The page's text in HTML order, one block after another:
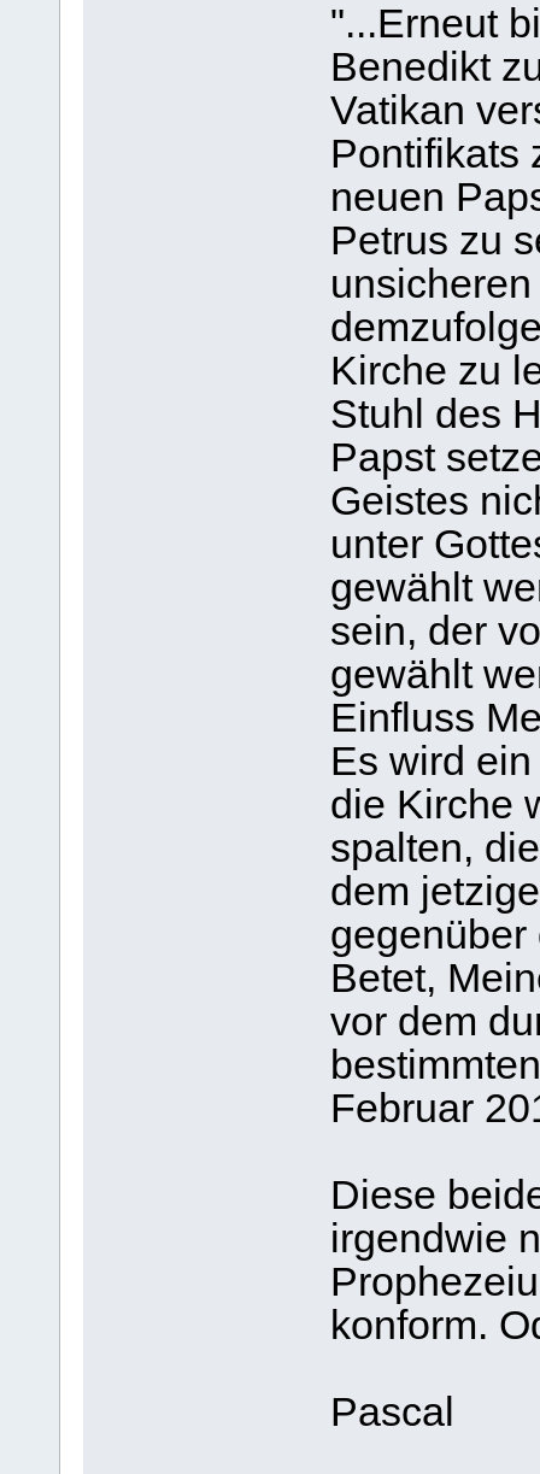
"...Erneut
Benedikt
Vatikan
Pontifikats
neuen
Petrus zu
Kirche zu
Stuhl des
Papst
Geistes
unter
gewählt
sein, der
gewählt
Einfluss
Es wird
die Kirche
spalten,
dem
gegenüber
Betet,
vor dem
Februar
Diese
irgendwie
konform.
Pascal